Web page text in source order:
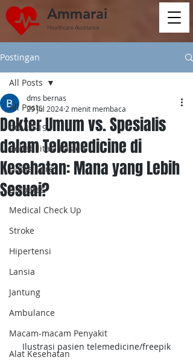
Ammarai
Healthcare Assistance
Postingan
All Posts
COVID-19
Rehabilitasi Pasien
Home Care
Diabetes
Medical Check Up
Stroke
Hipertensi
Lansia
Jantung
Ambulance
Macam-macam Penyakit
Alat Kesehatan
All Posts
Dokter Umum vs. Spesialis
dalam Telemedicine di
Kesehatan: Mana yang Lebih
Sesuai?
dms bernas
29 Jul 2024 2 menit membaca
Ilustrasi pasien telemedicine/freepik